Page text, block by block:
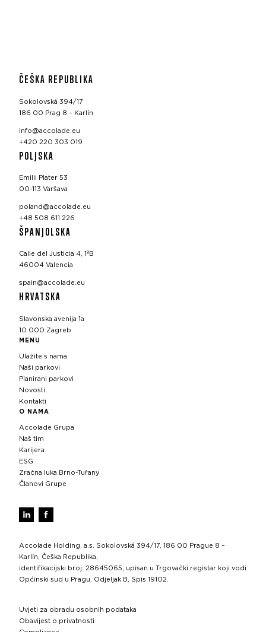
ČEŠKA REPUBLIKA
Sokolovská 394/17
186 00 Prag 8 – Karlín
info@accolade.eu
+420 220 303 019
POLJSKA
Emilii Plater 53
00-113 Varšava
poland@accolade.eu
+48 508 611 226
ŠPANJOLSKA
Calle del Justicia 4, 1ºB
46004 Valencia
spain@accolade.eu
HRVATSKA
Slavonska avenija 1a
10 000 Zagreb
MENU
Ulažite s nama
Naši parkovi
Planirani parkovi
Novosti
Kontakti
O NAMA
Accolade Grupa
Naš tim
Karijera
ESG
Zračna luka Brno-Tuřany
Članovi Grupe
Accolade Holding, a.s. Sokolovská 394/17, 186 00 Prague 8 –
Karlín, Češka Republika,
identifikacijski broj: 28645065, upisan u Trgovački registar koji vodi
Općinski sud u Pragu, Odjeljak B, Spis 19102.
Uvjeti za obradu osobnih podataka
Obavijest o privatnosti